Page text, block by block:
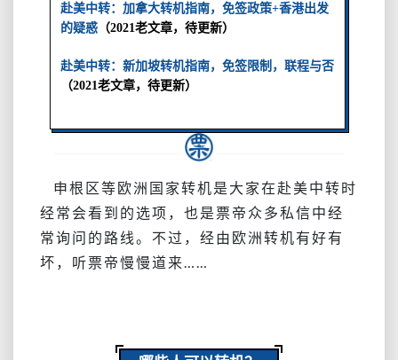
赴美中转：加拿大转机指南，免签政策+香港出发
的疑惑（2021老文章，待更新）
赴美中转：新加坡转机指南，免签限制，联程与否
（2021老文章，待更新）
申根区等欧洲国家转机是大家在赴美中转时
经常会看到的选项，也是票帝众多私信中经
常询问的路线。不过，经由欧洲转机有好有
坏，听票帝慢慢道来……